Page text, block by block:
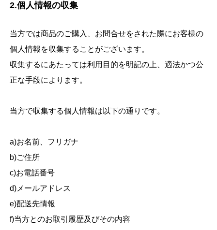
2.個人情報の収集
当方では商品のご購入、お問合せをされた際にお客様の
個人情報を収集することがございます。
収集するにあたっては利用目的を明記の上、適法かつ公
正な手段によります。
当方で収集する個人情報は以下の通りです。
a)お名前、フリガナ
b)ご住所
c)お電話番号
d)メールアドレス
e)配送先情報
f)当方とのお取引履歴及びその内容